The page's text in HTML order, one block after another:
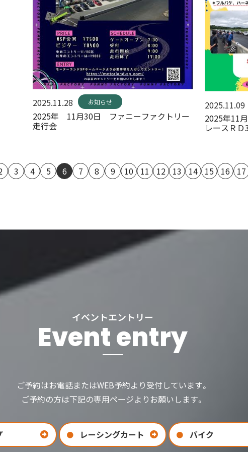
2025.11.28 お知らせ
2025年 11月30日 ファニーファクトリー
走行会
2025.11.09
2025年11
レースＲ
3 4 5 6 7 8 9 10 11 12 13 14 15 16 17
イベントエントリー
Event entry
ご予約はお電話またはWEB予約より受付しています。
ご予約の方は下記の専用ページよりお願いします。
レーシングカート バイク